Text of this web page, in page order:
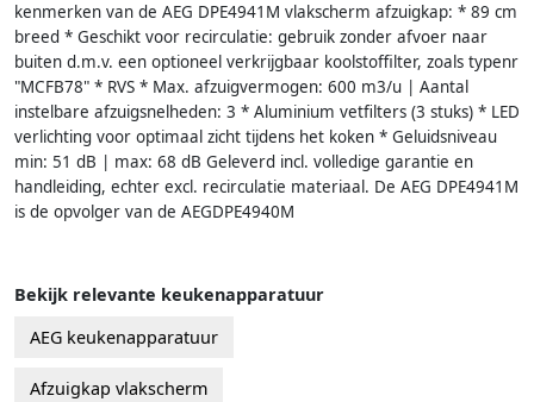
kenmerken van de AEG DPE4941M vlakscherm afzuigkap: * 89 cm
breed * Geschikt voor recirculatie: gebruik zonder afvoer naar
buiten d.m.v. een optioneel verkrijgbaar koolstoffilter, zoals typenr
"MCFB78" * RVS * Max. afzuigvermogen: 600 m3/u | Aantal
instelbare afzuigsnelheden: 3 * Aluminium vetfilters (3 stuks) * LED
verlichting voor optimaal zicht tijdens het koken * Geluidsniveau
min: 51 dB | max: 68 dB Geleverd incl. volledige garantie en
handleiding, echter excl. recirculatie materiaal. De AEG DPE4941M
is de opvolger van de AEGDPE4940M
Bekijk relevante keukenapparatuur
AEG keukenapparatuur
Afzuigkap vlakscherm